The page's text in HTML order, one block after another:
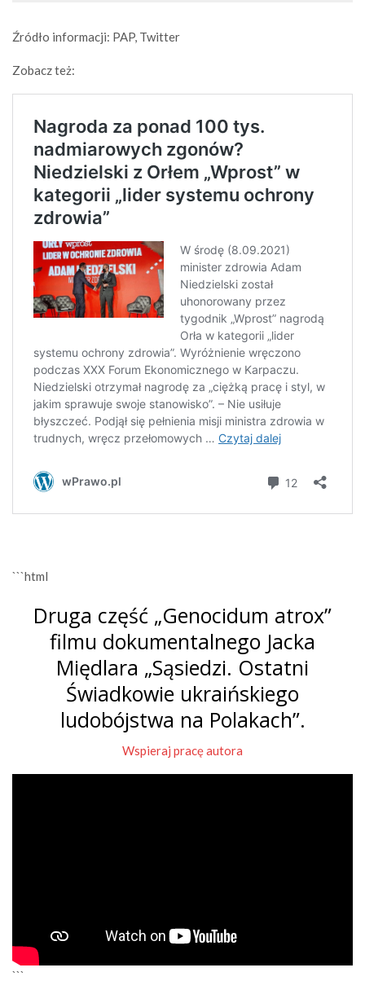
Źródło informacji: PAP, Twitter
Zobacz też:
```html
Druga część „Genocidum atrox”
filmu dokumentalnego Jacka
Międlara „Sąsiedzi. Ostatni
Świadkowie ukraińskiego
ludobójstwa na Polakach”.
Wspieraj pracę autora
```